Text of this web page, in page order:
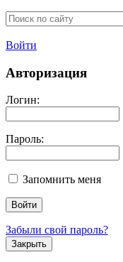
Войти
Авторизация
Логин:
Пароль:
Запомнить меня
Забыли свой пароль?
Закрыть